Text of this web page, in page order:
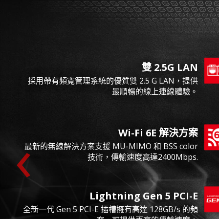
雙 2.5G LAN
採用帶有頻寬管理系統的優質雙 2.5 G LAN，提供
最順暢的線上連線體驗。
Wi-Fi 6E 解決方案
最新的無線解決方案支援 MU-MIMO 和 BSS color
技術，傳輸速度高達2400Mbps.
Lightning Gen 5 PCI-E
全新一代 Gen 5 PCI-E 插槽擁有高達 128GB/s 的頻
‹